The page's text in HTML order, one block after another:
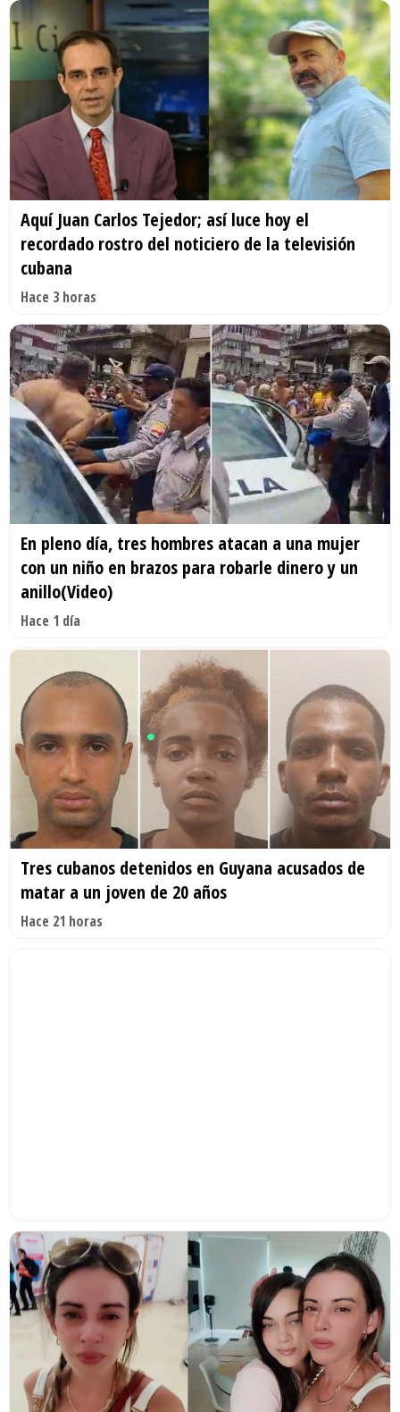
Aquí Juan Carlos Tejedor; así luce hoy el
recordado rostro del noticiero de la televisión
cubana
Hace 3 horas
En pleno día, tres hombres atacan a una mujer
con un niño en brazos para robarle dinero y un
anillo(Video)
Hace 1 día
Tres cubanos detenidos en Guyana acusados de
matar a un joven de 20 años
Hace 21 horas